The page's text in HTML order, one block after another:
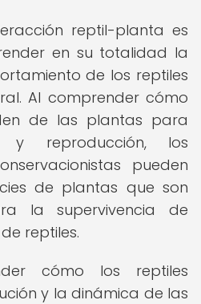
reptil-planta es
en su totalidad la
de los reptiles
Al comprender cómo
de las plantas para
y reproducción, los
pueden
de plantas que son
la supervivencia de
reptiles.
cómo los reptiles
y la dinámica de las